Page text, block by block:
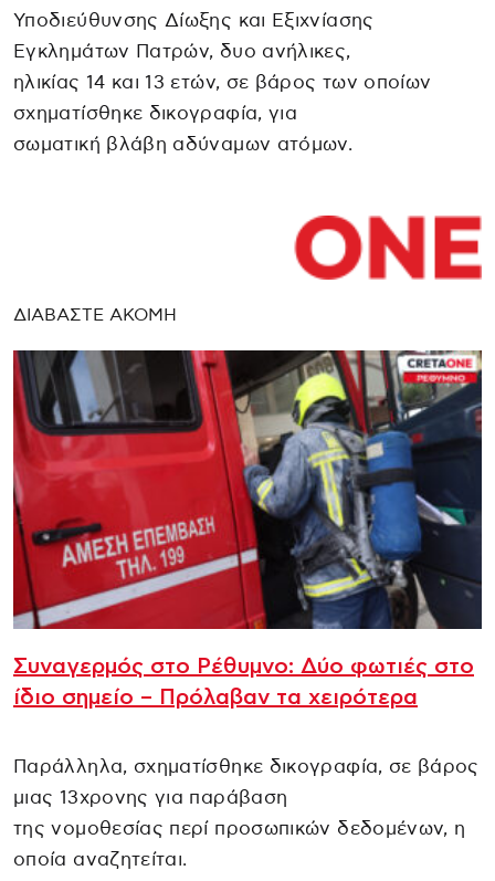
Υποδιεύθυνσης Δίωξης και Εξιχνίασης
Εγκλημάτων Πατρών, δυο ανήλικες,
ηλικίας 14 και 13 ετών, σε βάρος των οποίων
σχηματίσθηκε δικογραφία, για
σωματική βλάβη αδύναμων ατόμων.
ΔΙΑΒΑΣΤΕ ΑΚΟΜΗ
Συναγερμός στο Ρέθυμνο: Δύο φωτιές στο
ίδιο σημείο – Πρόλαβαν τα χειρότερα
Παράλληλα, σχηματίσθηκε δικογραφία, σε βάρος
μιας 13χρονης για παράβαση
της νομοθεσίας περί προσωπικών δεδομένων, η
οποία αναζητείται.